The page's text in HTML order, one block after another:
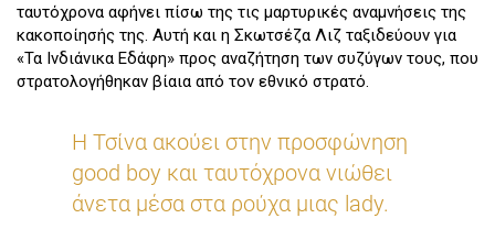
ταυτόχρονα αφήνει πίσω της τις μαρτυρικές αναμνήσεις της
κακοποίησής της. Αυτή και η Σκωτσέζα Λιζ ταξιδεύουν για
«Τα Ινδιάνικα Εδάφη» προς αναζήτηση των συζύγων τους, που
στρατολογήθηκαν βίαια από τον εθνικό στρατό.
Η Τσίνα ακούει στην προσφώνηση
good boy και ταυτόχρονα νιώθει
άνετα μέσα στα ρούχα μιας lady.